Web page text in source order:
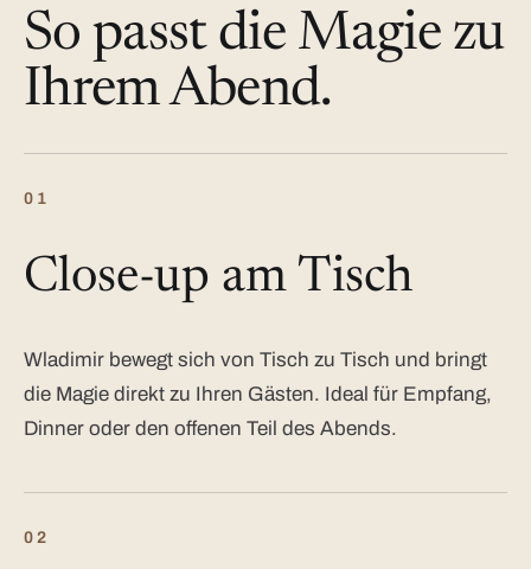
So passt die Magie zu
Ihrem Abend.
01
Close-up am Tisch
Wladimir bewegt sich von Tisch zu Tisch und bringt
die Magie direkt zu Ihren Gästen. Ideal für Empfang,
Dinner oder den offenen Teil des Abends.
02